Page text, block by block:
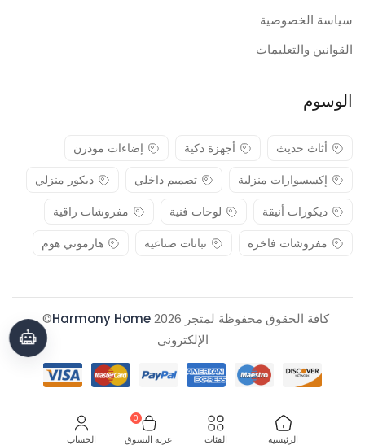
الرئيسية الفئات عربة التسوق
0
الحساب
سياسة الخصوصية
القوانين والتعليمات
الوسوم
أثاث حديث أجهزة ذكية
إضاءات مودرن
إكسسوارات منزلية
تصميم داخلي
ديكور منزلي
ديكورات أنيقة
لوحات فنية
مفروشات راقية
مفروشات فاخرة
نباتات صناعية هارموني هوم
كافة الحقوق محفوظة لمتجر 2026 Harmony Home
© .
الإلكتروني